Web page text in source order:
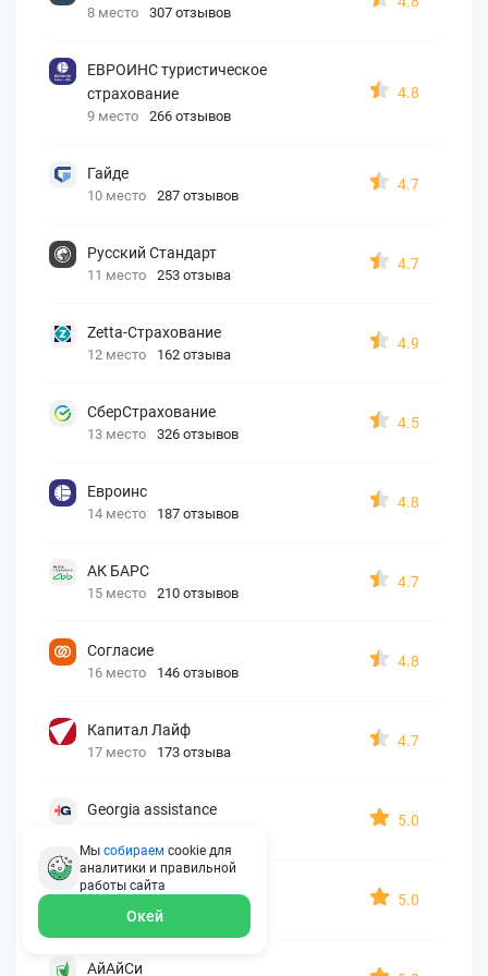
8 место 307 отзывов
ЕВРОИНС туристическое
страхование
9 место 266 отзывов
4.8
Гайде
10 место 287 отзывов
4.7
Русский Стандарт
11 место 253 отзыва
4.7
Zetta-Страхование
12 место 162 отзыва
4.9
СберСтрахование
13 место 326 отзывов
4.5
Евроинс
14 место 187 отзывов
4.8
АК БАРС
15 место 210 отзывов
4.7
Согласие
16 место 146 отзывов
4.8
Капитал Лайф
17 место 173 отзыва
4.7
Georgia assistance
5.0
Д2 Страхование
19 место 10 отзывов
5.0
АйАйСи
Мы собираем cookie для
аналитики и правильной
работы сайта
Окей